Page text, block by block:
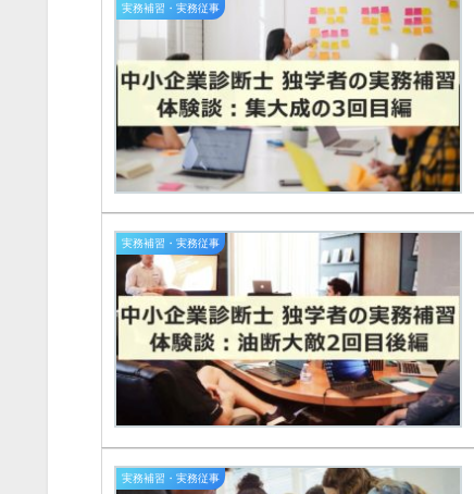
実務補習・実務従事
実務補習・実務従事
実務補習・実務従事